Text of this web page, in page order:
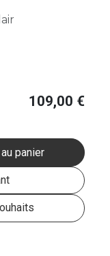
panier
109,00 €